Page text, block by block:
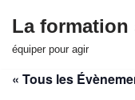
Aller
contenu
La formation
équiper pour agir
« Tous les